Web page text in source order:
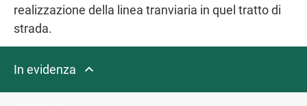
realizzazione della linea tranviaria in quel tratto di
strada.
In evidenza